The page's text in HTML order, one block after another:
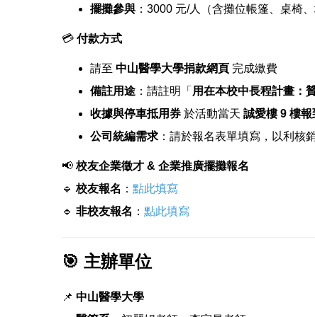
擺攤參與 ：3000 元/人（含攤位帳篷、桌椅
💳 付款方式
請至 中山醫學大學捐款網頁 完成繳費
備註用途 ：請註明「 用在本校中長程計畫：
收據與停車抵用券 於活動當天 誠愛樓 9 樓報
公司統編需求 ：請於報名表單填寫，以利核
📢 校友企業徵才 & 企業推廣擺攤報名
🔹 校友報名 ： 點此填寫
🔹 非校友報名 ： 點此填寫
🎯 主辦單位
📌 中山醫學大學